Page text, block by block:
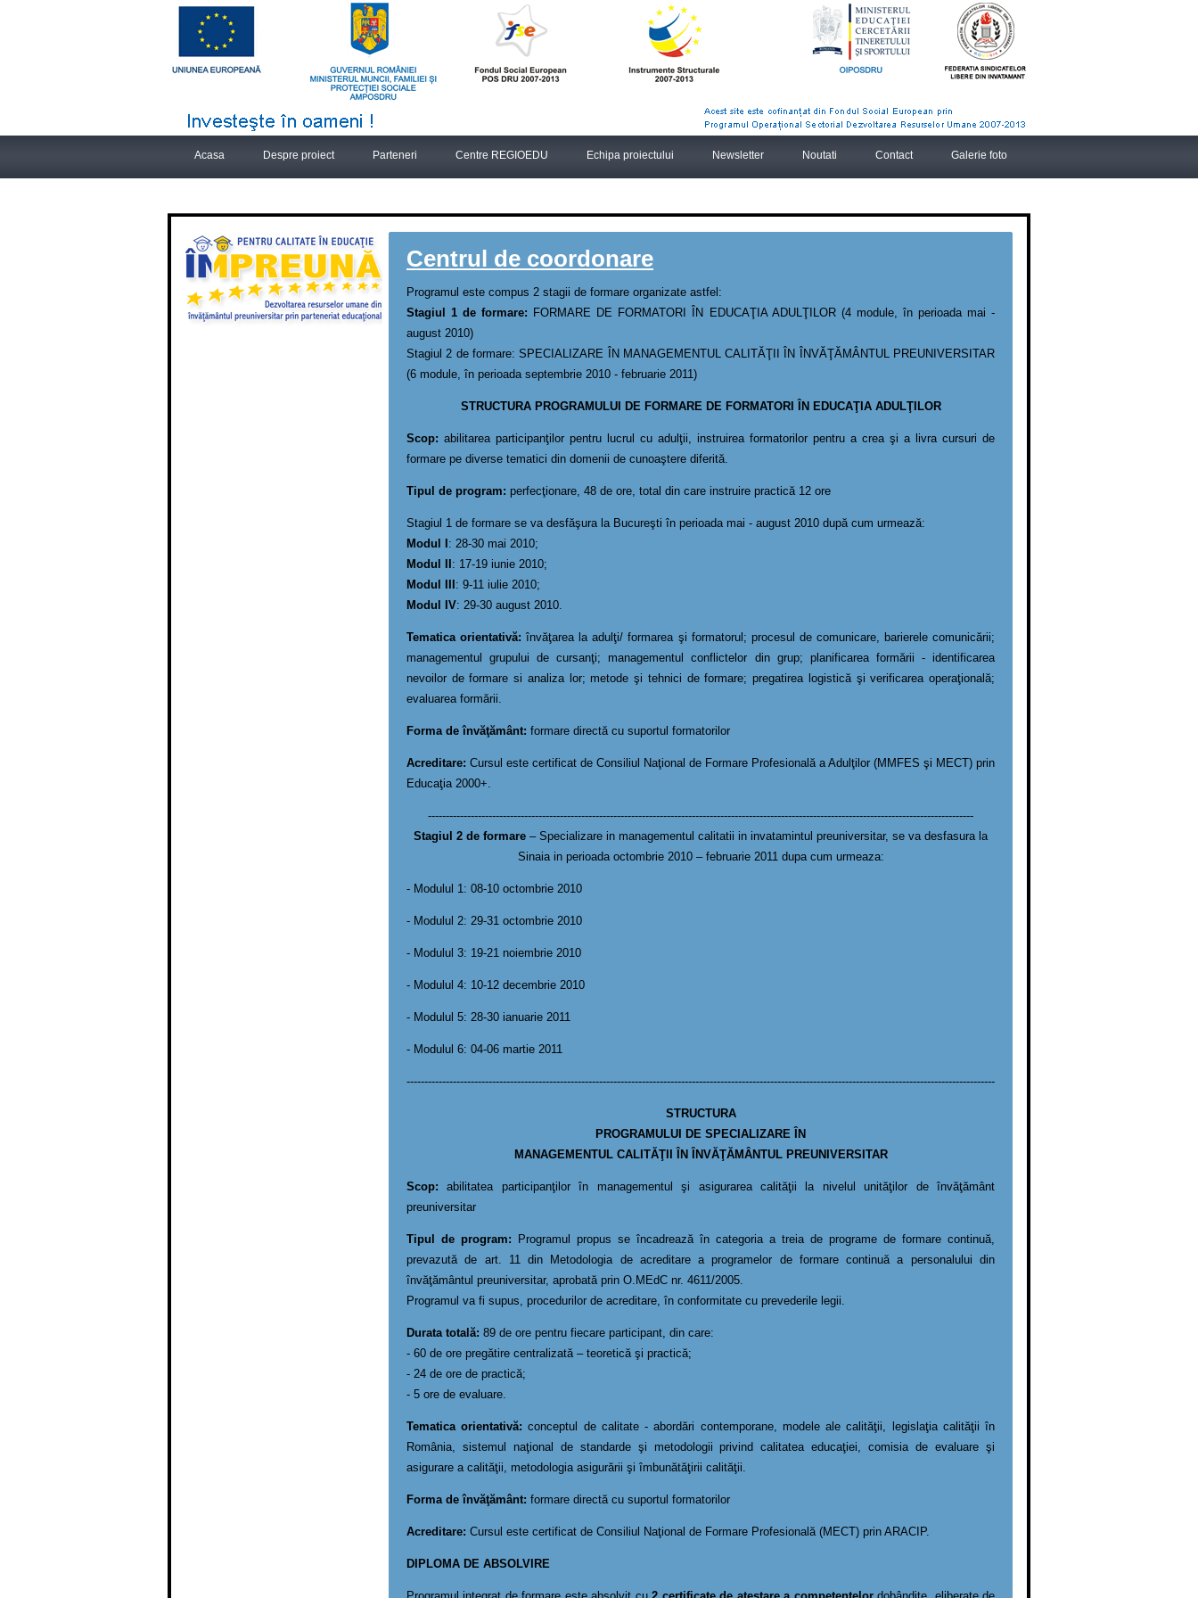
Acasa Despre proiect Parteneri Centre REGIOEDU Echipa proiectului Newsletter Noutati Contact Galerie foto
Centrul de coordonare
Programul este compus 2 stagii de formare organizate astfel:
Stagiul 1 de formare: FORMARE DE FORMATORI ÎN EDUCAŢIA ADULŢILOR (4 module, în perioada mai -
august 2010)
Stagiul 2 de formare: SPECIALIZARE ÎN MANAGEMENTUL CALITĂŢII ÎN ÎNVĂŢĂMÂNTUL PREUNIVERSITAR
(6 module, în perioada septembrie 2010 - februarie 2011)
STRUCTURA PROGRAMULUI DE FORMARE DE FORMATORI ÎN EDUCAŢIA ADULŢILOR
Scop: abilitarea participanţilor pentru lucrul cu adulţii, instruirea formatorilor pentru a crea şi a livra cursuri de
formare pe diverse tematici din domenii de cunoaştere diferită.
Tipul de program: perfecţionare, 48 de ore, total din care instruire practică 12 ore
Stagiul 1 de formare se va desfăşura la Bucureşti în perioada mai - august 2010 după cum urmează:
Modul I : 28-30 mai 2010;
Modul II : 17-19 iunie 2010;
Modul III : 9-11 iulie 2010;
Modul IV: 29-30 august 2010.
Tematica orientativă: învăţarea la adulţi/ formarea şi formatorul; procesul de comunicare, barierele comunicării;
managementul grupului de cursanţi; managementul conflictelor din grup; planificarea formării - identificarea
nevoilor de formare si analiza lor; metode şi tehnici de formare; pregatirea logistică şi verificarea operaţională;
evaluarea formării.
Forma de învăţământ: formare directă cu suportul formatorilor
Acreditare: Cursul este certificat de Consiliul Naţional de Formare Profesională a Adulţilor (MMFES şi MECT) prin
Educaţia 2000+.
---------------------------------------------------------------------------------------------------------------------------------------------------------
Stagiul 2 de formare – Specializare in managementul calitatii in invatamintul preuniversitar, se va desfasura la
Sinaia in perioada octombrie 2010 – februarie 2011 dupa cum urmeaza:
- Modulul 1: 08-10 octombrie 2010
- Modulul 2: 29-31 octombrie 2010
- Modulul 3: 19-21 noiembrie 2010
- Modulul 4: 10-12 decembrie 2010
- Modulul 5: 28-30 ianuarie 2011
- Modulul 6: 04-06 martie 2011
---------------------------------------------------------------------------------------------------------------------------------------------------------------------
STRUCTURA
PROGRAMULUI DE SPECIALIZARE ÎN
MANAGEMENTUL CALITĂŢII ÎN ÎNVĂŢĂMÂNTUL PREUNIVERSITAR
Scop: abilitatea participanţilor în managementul şi asigurarea calităţii la nivelul unităţilor de învăţământ
preuniversitar
Tipul de program: Programul propus se încadrează în categoria a treia de programe de formare continuă,
prevazută de art. 11 din Metodologia de acreditare a programelor de formare continuă a personalului din
învăţământul preuniversitar, aprobată prin O.MEdC nr. 4611/2005.
Programul va fi supus, procedurilor de acreditare, în conformitate cu prevederile legii.
Durata totală: 89 de ore pentru fiecare participant, din care:
- 60 de ore pregătire centralizată – teoretică şi practică;
- 24 de ore de practică;
- 5 ore de evaluare.
Tematica orientativă: conceptul de calitate - abordări contemporane, modele ale calităţii, legislaţia calităţii în
România, sistemul naţional de standarde şi metodologii privind calitatea educaţiei, comisia de evaluare şi
asigurare a calităţii, metodologia asigurării şi îmbunătăţirii calităţii.
Forma de învăţământ: formare directă cu suportul formatorilor
Acreditare: Cursul este certificat de Consiliul Naţional de Formare Profesională (MECT) prin ARACIP.
DIPLOMA DE ABSOLVIRE